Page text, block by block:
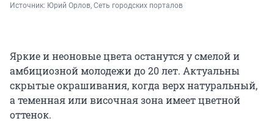
Источник: Юрий Орлов, Сеть городских порталов
Яркие и неоновые цвета останутся у смелой и
амбициозной молодежи до 20 лет. Актуальны
скрытые окрашивания, когда верх натуральный,
а теменная или височная зона имеет цветной
оттенок.